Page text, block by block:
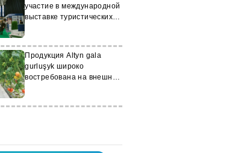
участие в международной
выставке туристических
Продукция Altyn gala
gurluşyk широко
востребована на внешних